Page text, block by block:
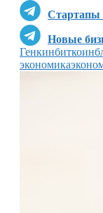
Стартапы
Новые
Генкинбиткоин
экономика